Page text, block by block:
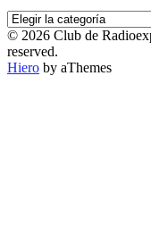
PUBLICACIONES
POR
CATEGORÍA
© 2026 Club de
reserved.
Hiero by aThemes